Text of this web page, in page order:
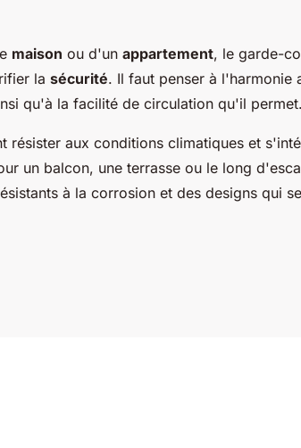
maison ou d'un appartement, le garde-
la sécurité. Il faut penser à l'harmonie
qu'à la facilité de circulation qu'il permet.
résister aux conditions climatiques et
un balcon, une terrasse ou le long
à la corrosion et des designs qui